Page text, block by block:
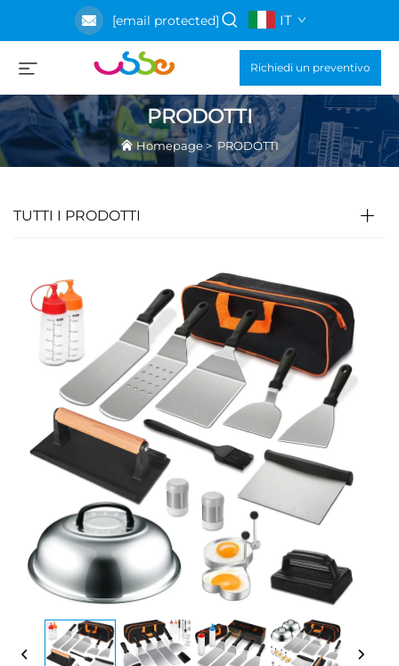
[email protected] IT
Richiedi un preventivo
PRODOTTI
Homepage>PRODOTTI
TUTTI I PRODOTTI